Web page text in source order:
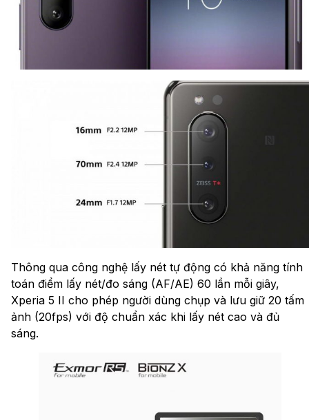
Thông qua công nghệ lấy nét tự động có khả năng tính
toán điểm lấy nét/đo sáng (AF/AE) 60 lần mỗi giây,
Xperia 5 II cho phép người dùng chụp và lưu giữ 20 tấm
ảnh (20fps) với độ chuẩn xác khi lấy nét cao và đủ
sáng.